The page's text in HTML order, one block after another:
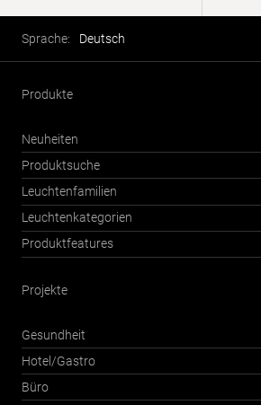
Sprache: Deutsch
Produkte
Neuheiten
Produktsuche
Leuchtenfamilien
Leuchtenkategorien
Produktfeatures
Projekte
Gesundheit
Hotel/Gastro
Büro